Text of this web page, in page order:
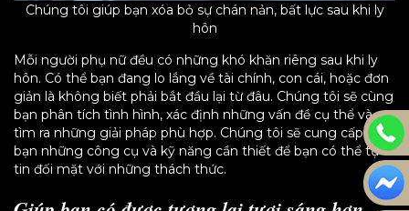
Chúng tôi giúp bạn xóa bỏ sự chán nản, bất lực sau khi ly
hôn
Mỗi người phụ nữ đều có những khó khăn riêng sau khi ly
hôn. Có thể bạn đang lo lắng về tài chính, con cái, hoặc đơn
giản là không biết phải bắt đầu lại từ đâu. Chúng tôi sẽ cùng
bạn phân tích tình hình, xác định những vấn đề cụ thể và
tìm ra những giải pháp phù hợp. Chúng tôi sẽ cung cấp cho
bạn những công cụ và kỹ năng cần thiết để bạn có thể tự
tin đối mặt với những thách thức.